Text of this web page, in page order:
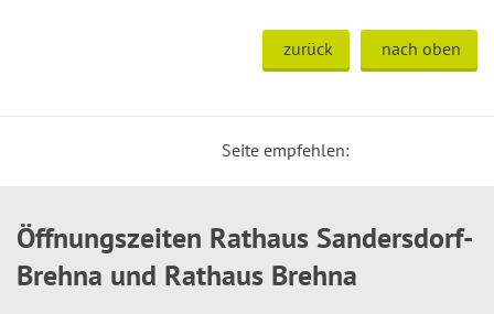
zurück nach oben
Seite empfehlen:
Öffnungszeiten Rathaus Sandersdorf-
Brehna und Rathaus Brehna